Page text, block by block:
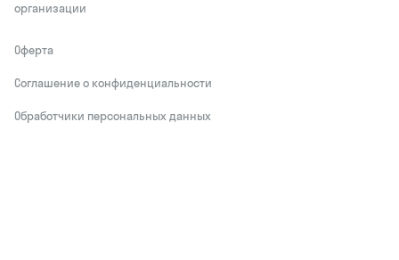
организации
Оферта
Соглашение о конфиденциальности
Обработчики персональных данных